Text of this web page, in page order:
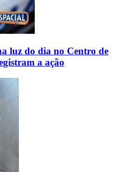
luz do dia no Centro de
a ação